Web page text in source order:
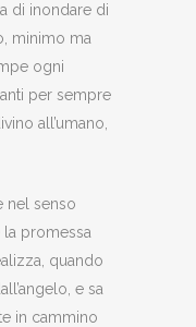
di inondare di
minimo ma
ogni
per sempre
all’umano,
nel senso
la promessa
quando
e sa
in cammino